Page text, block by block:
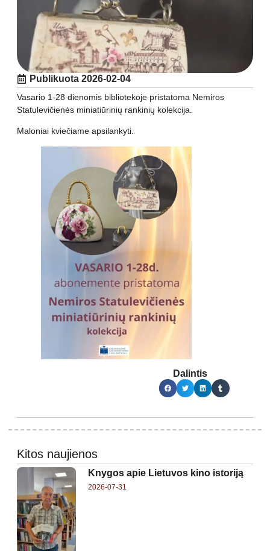
Publikuota 2026-02-04
Vasario 1-28 dienomis bibliotekoje pristatoma Nemiros
Statulevičienės miniatiūrinių rankinių kolekcija.
Maloniai kviečiame apsilankyti.
Dalintis
Kitos naujienos
Knygos apie Lietuvos kino istoriją
2026-07-31